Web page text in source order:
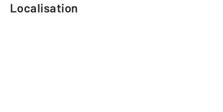
Localisation